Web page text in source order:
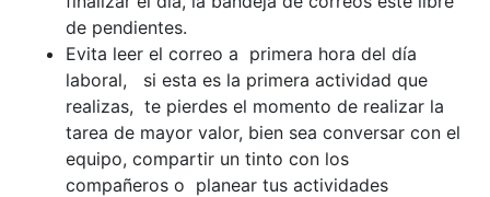
de pendientes.
Evita leer el correo a primera hora del día
laboral, si esta es la primera actividad que
realizas, te pierdes el momento de realizar la
tarea de mayor valor, bien sea conversar con el
equipo, compartir un tinto con los
compañeros o planear tus actividades